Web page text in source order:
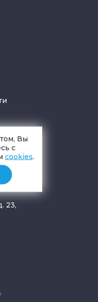
23,
Вы
с
cookies.